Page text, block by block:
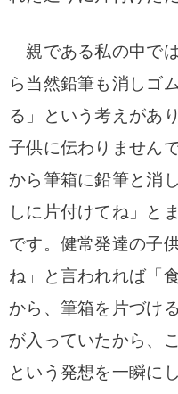
親である私の中で
ら当然鉛筆も消しゴ
る」という考えがあ
子供に伝わりませんで
から筆箱に鉛筆と消
しに片付けてね」と
です。健常発達の子
ね」と言われれば「
から、筆箱を片づけ
が入っていたから、
という発想を一瞬に